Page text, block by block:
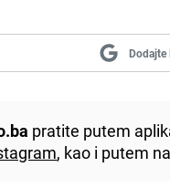
Dodajte
pratite putem
, kao i putem